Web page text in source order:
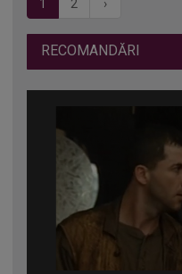
1 2 ›
RECOMANDĂRI